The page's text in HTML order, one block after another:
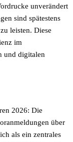
unverändert
sind spätestens
leisten. Diese
im
und digitalen
2026: Die
über
als ein zentrales